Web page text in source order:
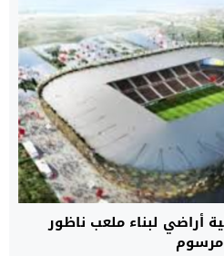
أراضي لبناء ملعب ناظور